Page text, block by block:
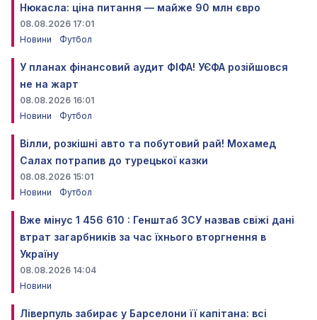
Нюкасла: ціна питання — майже 90 млн євро
08.08.2026 17:01
Новини
Футбол
У планах фінансовий аудит ФІФА! УЄФА розійшовся
не на жарт
08.08.2026 16:01
Новини
Футбол
Вілли, розкішні авто та побутовий рай! Мохамед
Салах потрапив до турецької казки
08.08.2026 15:01
Новини
Футбол
Вже мінус 1 456 610 : Генштаб ЗСУ назвав свіжі дані
втрат загарбників за час їхнього вторгнення в
Україну
08.08.2026 14:04
Новини
Ліверпуль забирає у Барселони її капітана: всі